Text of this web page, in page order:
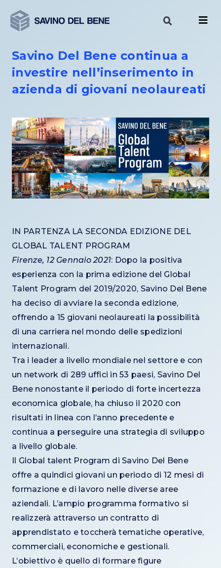
contenuto
Savino Del Bene continua a
investire nell’inserimento in
azienda di giovani neolaureati
IN PARTENZA LA SECONDA EDIZIONE DEL
GLOBAL TALENT PROGRAM
Firenze, 12 Gennaio 2021: Dopo la positiva
esperienza con la prima edizione del Global
Talent Program del 2019/2020, Savino Del Bene
ha deciso di avviare la seconda edizione,
offrendo a 15 giovani neolaureati la possibilità
di una carriera nel mondo delle spedizioni
internazionali.
Tra i leader a livello mondiale nel settore e con
un network di 289 uffici in 53 paesi, Savino Del
Bene nonostante il periodo di forte incertezza
economica globale, ha chiuso il 2020 con
risultati in linea con l’anno precedente e
continua a perseguire una strategia di sviluppo
a livello globale.
Il Global talent Program di Savino Del Bene
offre a quindici giovani un periodo di 12 mesi di
formazione e di lavoro nelle diverse aree
aziendali. L’ampio programma formativo si
realizzerà attraverso un contratto di
apprendistato e toccherà tematiche operative,
commerciali, economiche e gestionali.
L’obiettivo è quello di formare figure